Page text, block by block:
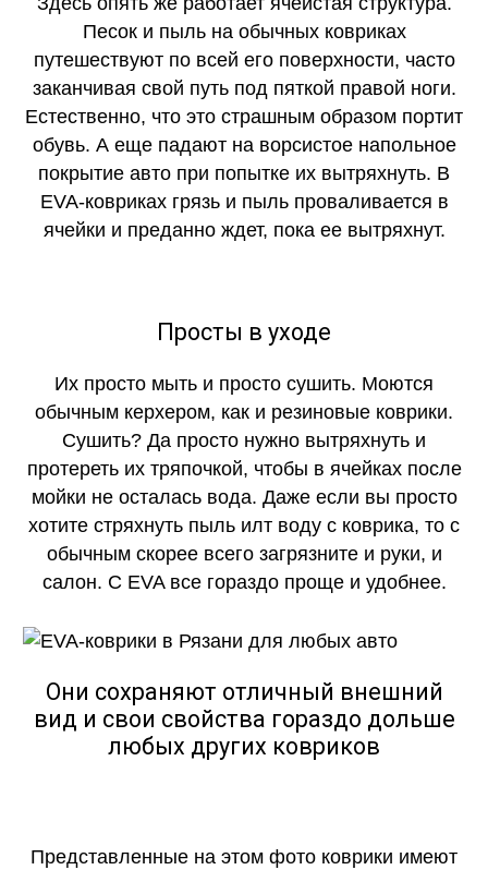
Песок и пыль на обычных ковриках
путешествуют по всей его поверхности, часто
заканчивая свой путь под пяткой правой ноги.
Естественно, что это страшным образом портит
обувь. А еще падают на ворсистое напольное
покрытие авто при попытке их вытряхнуть. В
EVA-ковриках грязь и пыль проваливается в
ячейки и преданно ждет, пока ее вытряхнут.
Просты в уходе
Их просто мыть и просто сушить. Моются
обычным керхером, как и резиновые коврики.
Сушить? Да просто нужно вытряхнуть и
протереть их тряпочкой, чтобы в ячейках после
мойки не осталась вода. Даже если вы просто
хотите стряхнуть пыль илт воду с коврика, то с
обычным скорее всего загрязните и руки, и
салон. С EVA все гораздо проще и удобнее.
Они сохраняют отличный внешний
вид и свои свойства гораздо дольше
любых других ковриков
Представленные на этом фото коврики имеют